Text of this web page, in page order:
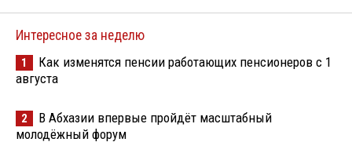
Интересное за неделю
1
Как изменятся пенсии работающих пенсионеров с 1
августа
2
В Абхазии впервые пройдёт масштабный
молодёжный форум